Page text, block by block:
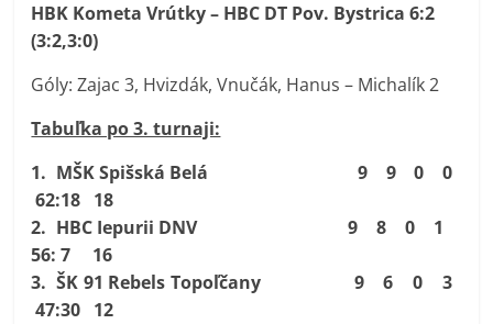
HBK Kometa Vrútky – HBC DT Pov. Bystrica 6:2
(3:2,3:0)
Góly: Zajac 3, Hvizdák, Vnučák, Hanus – Michalík 2
Tabuľka po 3. turnaji:
1. MŠK Spišská Belá 9 9 0 0
62:18 18
2. HBC Iepurii DNV 9 8 0 1
56: 7 16
3. ŠK 91 Rebels Topoľčany 9 6 0 3
47:30 12